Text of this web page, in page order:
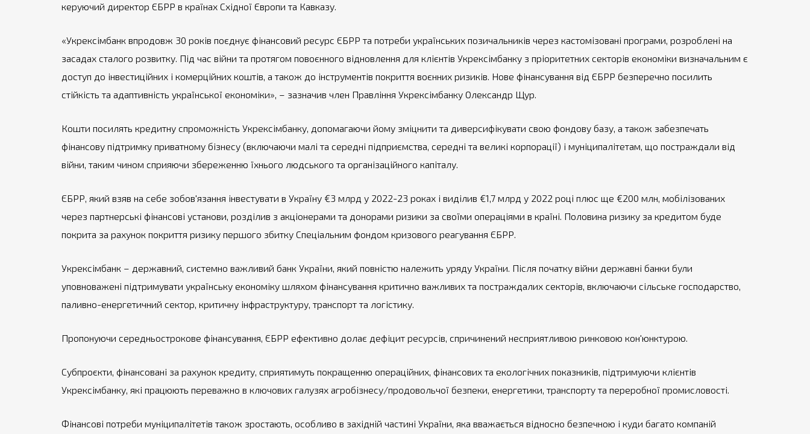
керуючий директор ЄБРР в країнах Східної Європи та Кавказу.
«Укрексімбанк впродовж 30 років поєднує фінансовий ресурс ЄБРР та потреби українських позичальників через кастомізовані програми, розроблені на
засадах сталого розвитку. Під час війни та протягом повоєнного відновлення для клієнтів Укрексімбанку з пріоритетних секторів економіки визначальним є
доступ до інвестиційних і комерційних коштів, а також до інструментів покриття воєнних ризиків. Нове фінансування від ЄБРР безперечно посилить
стійкість та адаптивність української економіки», – зазначив член Правління Укрексімбанку Олександр Щур.
Кошти посилять кредитну спроможність Укрексімбанку, допомагаючи йому зміцнити та диверсифікувати свою фондову базу, а також забезпечать
фінансову підтримку приватному бізнесу (включаючи малі та середні підприємства, середні та великі корпорації) і муніципалітетам, що постраждали від
війни, таким чином сприяючи збереженню їхнього людського та організаційного капіталу.
ЄБРР, який взяв на себе зобов'язання інвестувати в Україну €3 млрд у 2022-23 роках і виділив €1,7 млрд у 2022 році плюс ще €200 млн, мобілізованих
через партнерські фінансові установи, розділив з акціонерами та донорами ризики за своїми операціями в країні. Половина ризику за кредитом буде
покрита за рахунок покриття ризику першого збитку Спеціальним фондом кризового реагування ЄБРР.
Укрексімбанк – державний, системно важливий банк України, який повністю належить уряду України. Після початку війни державні банки були
уповноважені підтримувати українську економіку шляхом фінансування критично важливих та постраждалих секторів, включаючи сільське господарство,
паливно-енергетичний сектор, критичну інфраструктуру, транспорт та логістику.
Пропонуючи середньострокове фінансування, ЄБРР ефективно долає дефіцит ресурсів, спричинений несприятливою ринковою кон'юнктурою.
Субпроєкти, фінансовані за рахунок кредиту, сприятимуть покращенню операційних, фінансових та екологічних показників, підтримуючи клієнтів
Укрексімбанку, які працюють переважно в ключових галузях агробізнесу/продовольчої безпеки, енергетики, транспорту та переробної промисловості.
Фінансові потреби муніципалітетів також зростають, особливо в західній частині України, яка вважається відносно безпечною і куди багато компаній